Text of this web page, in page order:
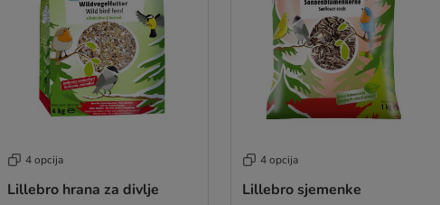
4 opcija
Lillebro hrana za divlje
4 opcija
Lillebro sjemenke